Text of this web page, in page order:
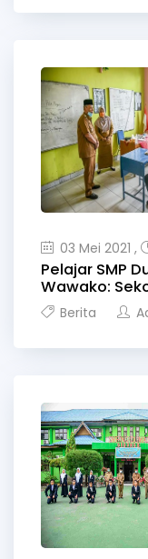
03 Mei 2021 ,
Pelajar SMP
Wawako:
Berita